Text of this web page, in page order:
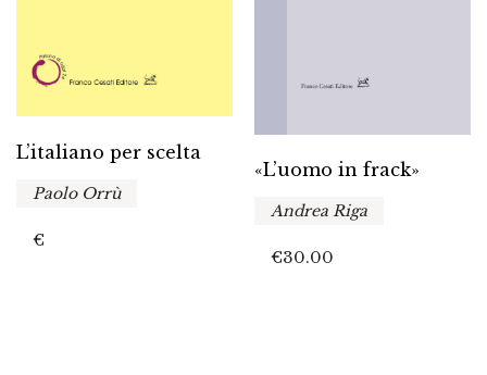
L’italiano per scelta
Paolo Orrù
€
«L’uomo in frack»
Andrea Riga
€30.00